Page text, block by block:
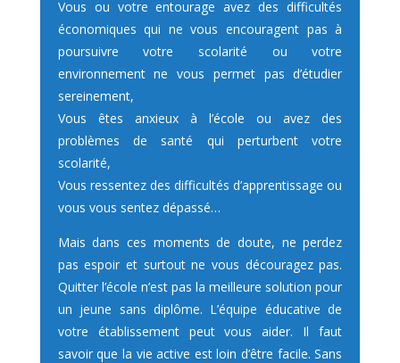
Vous ou votre entourage avez des difficultés
économiques qui ne vous encouragent pas à
poursuivre votre scolarité ou votre
environnement ne vous permet pas d’étudier
sereinement,
Vous êtes anxieux à l’école ou avez des
problèmes de santé qui perturbent votre
scolarité,
Vous ressentez des difficultés d’apprentissage ou
vous vous sentez dépassé…
Mais dans ces moments de doute, ne perdez
pas espoir et surtout ne vous découragez pas.
Quitter l’école n’est pas la meilleure solution pour
un jeune sans diplôme. L’équipe éducative de
votre établissement peut vous aider. Il faut
savoir que la vie active est loin d’être facile. Sans